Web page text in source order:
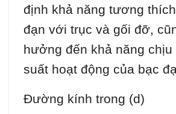
định khả năng tương
đạn với trục và gối đỡ,
hưởng đến khả năng chịu
suất hoạt động của bạc
Đường kính trong (d)